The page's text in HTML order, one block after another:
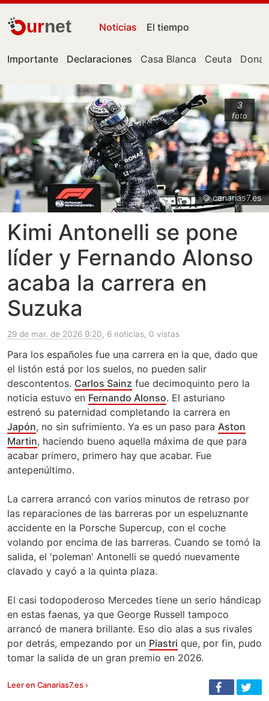
urnet Noticias El tiempo
Importante Declaraciones Casa Blanca Ceuta
3
foto
© canarias7.es
Kimi Antonelli se pone
líder y Fernando Alonso
acaba la carrera en
Suzuka
29 de mar. de 2026 9:20, 6 noticias, 0 vistas
Para los españoles fue una carrera en la que, dado que
el listón está por los suelos, no pueden salir
descontentos. Carlos Sainz fue decimoquinto pero la
noticia estuvo en Fernando Alonso. El asturiano
estrenó su paternidad completando la carrera en
Japón, no sin sufrimiento. Ya es un paso para Aston
Martin, haciendo bueno aquella máxima de que para
acabar primero, primero hay que acabar. Fue
antepenúltimo.
La carrera arrancó con varios minutos de retraso por
las reparaciones de las barreras por un espeluznante
accidente en la Porsche Supercup, con el coche
volando por encima de las barreras. Cuando se tomó la
salida, el 'poleman' Antonelli se quedó nuevamente
clavado y cayó a la quinta plaza.
El casi todopoderoso Mercedes tiene un serio hándicap
en estas faenas, ya que George Russell tampoco
arrancó de manera brillante. Eso dio alas a sus rivales
por detrás, empezando por un Piastri que, por fin, pudo
tomar la salida de un gran premio en 2026.
Leer en Canarias7.es ›